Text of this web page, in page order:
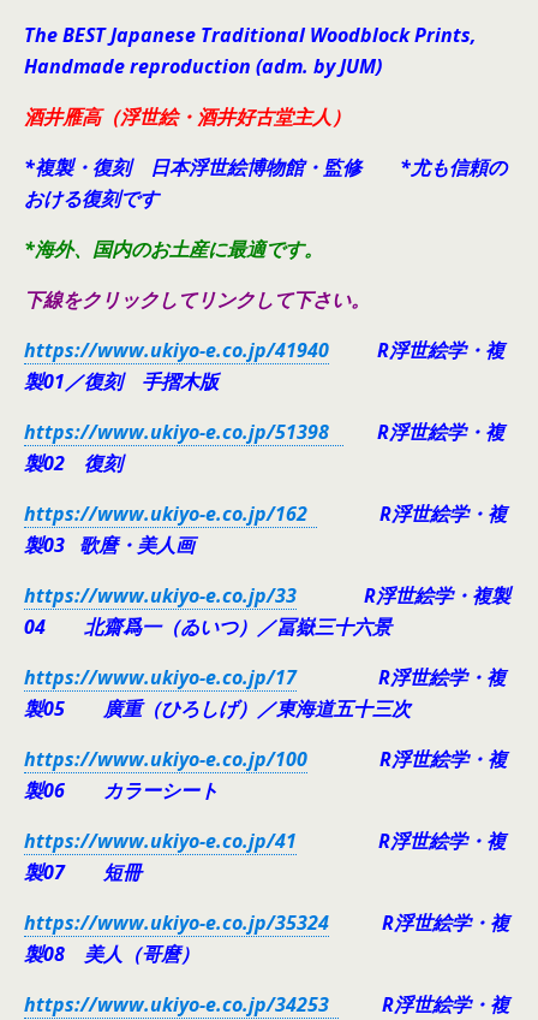
The BEST Japanese Traditional Woodblock Prints,
Handmade reproduction (adm. by JUM)
酒井雁高（浮世絵・酒井好古堂主人）
*複製・復刻 日本浮世絵博物館・監修 *尤も信頼の
おける復刻です
*海外、国内のお土産に最適です。
下線をクリックしてリンクして下さい。
https://www.ukiyo-e.co.jp/41940 R浮世絵学・複
製01／復刻 手摺木版
https://www.ukiyo-e.co.jp/51398
R浮世絵学・複
製02 復刻
https://www.ukiyo-e.co.jp/162
R浮世絵学・複
製03 歌麿・美人画
https://www.ukiyo-e.co.jp/33 R浮世絵学・複製
04 北齋爲一（ゐいつ）／冨嶽三十六景
https://www.ukiyo-e.co.jp/17R浮世絵学・複
製05 廣重（ひろしげ）／東海道五十三次
https://www.ukiyo-e.co.jp/100 R浮世絵学・複
製06 カラーシート
https://www.ukiyo-e.co.jp/41 R浮世絵学・複
製07 短冊
https://www.ukiyo-e.co.jp/35324 R浮世絵学・複
製08 美人（哥麿）
https://www.ukiyo-e.co.jp/34253
R浮世絵学・複